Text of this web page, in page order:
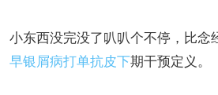
小东西没完没了叭叭个不停，比念
早银屑病打单抗皮下期干预定义。